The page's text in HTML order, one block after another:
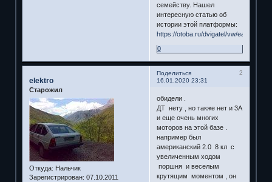
семейству. Нашел
интересную статью об
истории этой платформы:
https://otoba.ru/dvigatel/vw/ea827.html
0
Поделиться
2
16.01.2020 23:31
elektro
Старожил
Откуда: Нальчик
Зарегистрирован: 07.10.2011
обидели .
ДТ нету , но также нет и 3А
и еще очень многих
моторов на этой базе .
например был
американский 2.0 8 кл с
увеличенным ходом
поршня и веселым
крутящим моментом , он